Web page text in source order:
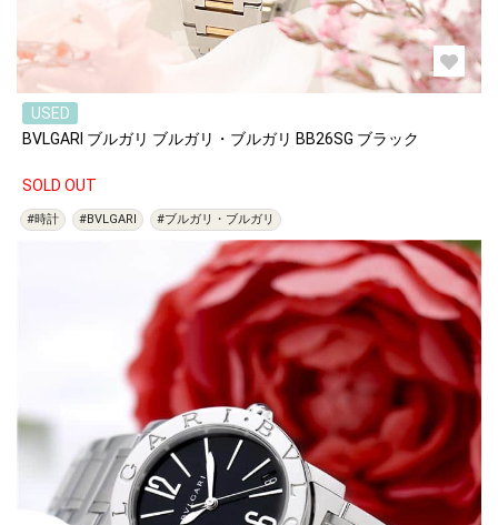
USED
BVLGARI ブルガリ ブルガリ・ブルガリ BB26SG ブラック
SOLD OUT
#時計 #BVLGARI #ブルガリ・ブルガリ